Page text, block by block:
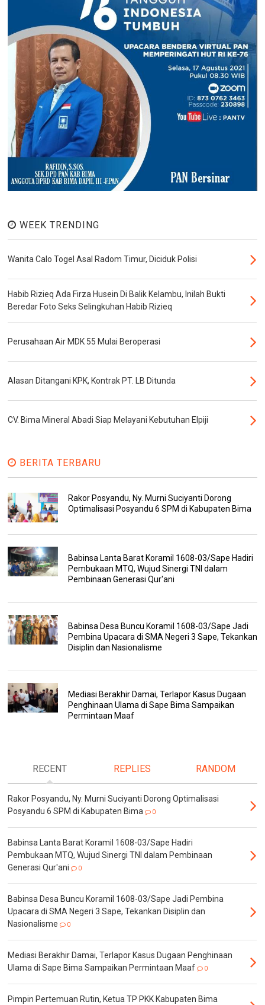
WEEK TRENDING
Wanita Calo Togel Asal Radom Timur, Diciduk Polisi
Habib Rizieq Ada Firza Husein Di Balik Kelambu, Inilah Bukti
Beredar Foto Seks Selingkuhan Habib Rizieq
Perusahaan Air MDK 55 Mulai Beroperasi
Alasan Ditangani KPK, Kontrak PT. LB Ditunda
CV. Bima Mineral Abadi Siap Melayani Kebutuhan Elpiji
BERITA TERBARU
Rakor Posyandu, Ny. Murni Suciyanti Dorong
Optimalisasi Posyandu 6 SPM di Kabupaten Bima
Babinsa Lanta Barat Koramil 1608-03/Sape Hadiri
Pembukaan MTQ, Wujud Sinergi TNI dalam
Pembinaan Generasi Qur'ani
Babinsa Desa Buncu Koramil 1608-03/Sape Jadi
Pembina Upacara di SMA Negeri 3 Sape, Tekankan
Disiplin dan Nasionalisme
Mediasi Berakhir Damai, Terlapor Kasus Dugaan
Penghinaan Ulama di Sape Bima Sampaikan
Permintaan Maaf
RECENT REPLIES RANDOM
Rakor Posyandu, Ny. Murni Suciyanti Dorong Optimalisasi
Posyandu 6 SPM di Kabupaten Bima
0
Babinsa Lanta Barat Koramil 1608-03/Sape Hadiri
Pembukaan MTQ, Wujud Sinergi TNI dalam Pembinaan
Generasi Qur'ani
0
Babinsa Desa Buncu Koramil 1608-03/Sape Jadi Pembina
Upacara di SMA Negeri 3 Sape, Tekankan Disiplin dan
Nasionalisme
0
Mediasi Berakhir Damai, Terlapor Kasus Dugaan Penghinaan
Ulama di Sape Bima Sampaikan Permintaan Maaf
0
Pimpin Pertemuan Rutin, Ketua TP PKK Kabupaten Bima